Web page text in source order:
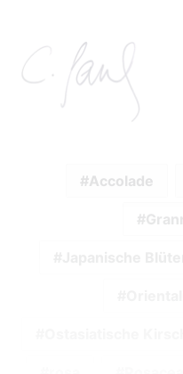
Accolade